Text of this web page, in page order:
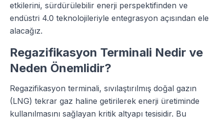
etkilerini, sürdürülebilir enerji perspektifinden ve
endüstri 4.0 teknolojileriyle entegrasyon açısından ele
alacağız.
Regazifikasyon Terminali Nedir ve
Neden Önemlidir?
Regazifikasyon terminali, sıvılaştırılmış doğal gazın
(LNG) tekrar gaz haline getirilerek enerji üretiminde
kullanılmasını sağlayan kritik altyapı tesisidir. Bu